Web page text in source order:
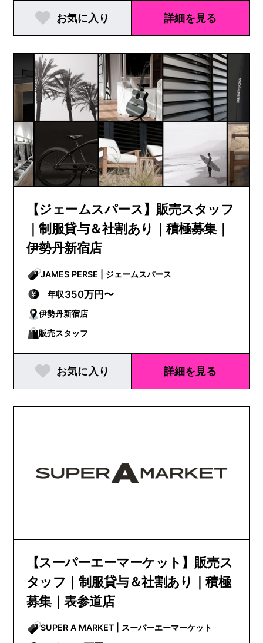
お気に入り 詳細を見る
【ジェームスパース】販売スタッフ
｜制服貸与＆社割あり｜積極募集｜
伊勢丹新宿店
JAMES PERSE | ジェームスパース
年収350万円〜
伊勢丹新宿店
販売スタッフ
お気に入り 詳細を見る
【スーパーエーマーケット】販売ス
タッフ｜制服貸与＆社割あり｜積極
募集｜表参道店
SUPER A MARKET | スーパーエーマーケット